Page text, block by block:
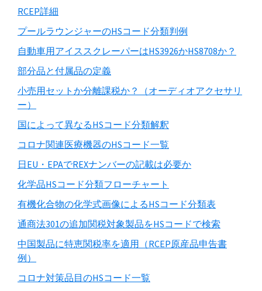
RCEP詳細
プールラウンジャーのHSコード分類判例
自動車用アイススクレーパーはHS3926かHS8708か？
部分品と付属品の定義
小売用セットか分離課税か？（オーディオアクセサリ
ー）
国によって異なるHSコード分類解釈
コロナ関連医療機器のHSコード一覧
日EU・EPAでREXナンバーの記載は必要か
化学品HSコード分類フローチャート
有機化合物の化学式画像によるHSコード分類表
通商法301の追加関税対象製品をHSコードで検索
中国製品に特恵関税率を適用（RCEP原産品申告書
例）
コロナ対策品目のHSコード一覧